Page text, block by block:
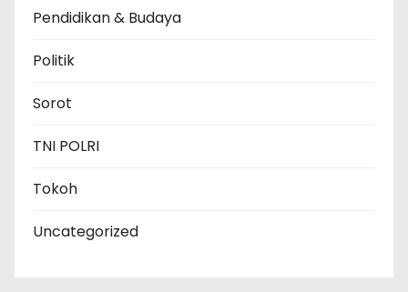
Pendidikan & Budaya
Politik
Sorot
TNI POLRI
Tokoh
Uncategorized